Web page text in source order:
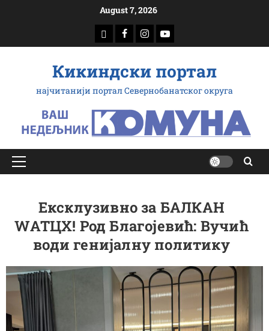
August 7, 2026
доwнлоад
Фацебоок
Инстаграм
Yоутубе
Кикиндски портал
најчитанији портал Севернобанатског округа
Примарy
Ексклузивно за БАЛКАН
WАТЦХ! Род Благојевић: Вучић
води генијалну политику